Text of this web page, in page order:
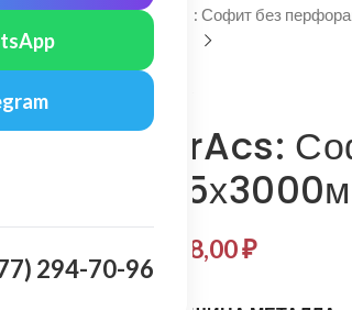
294-70-96
FarAcs: Софит без
FarAcs
FarAcs:
1 018,00₽